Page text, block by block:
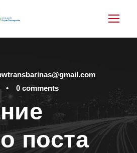
• 0 comments
поста